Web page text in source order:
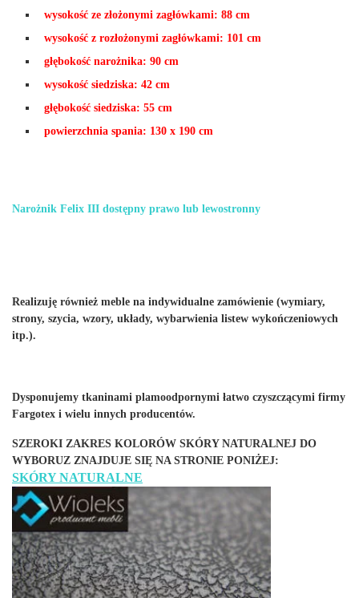
wysokość ze złożonymi zagłówkami: 88 cm
wysokość z rozłożonymi zagłówkami: 101 cm
głębokość narożnika: 90 cm
wysokość siedziska: 42 cm
głębokość siedziska: 55 cm
powierzchnia spania: 130 x 190 cm
Narożnik Felix III dostępny prawo lub lewostronny
Realizuję również meble na indywidualne zamówienie (wymiary,
strony, szycia, wzory, układy, wybarwienia listew wykończeniowych
itp.).
Dysponujemy tkaninami plamoodpornymi łatwo czyszczącymi firmy
Fargotex i wielu innych producentów.
SZEROKI ZAKRES KOLORÓW SKÓRY NATURALNEJ DO
WYBORUZ ZNAJDUJE SIĘ NA STRONIE PONIŻEJ:
SKÓRY NATURALNE